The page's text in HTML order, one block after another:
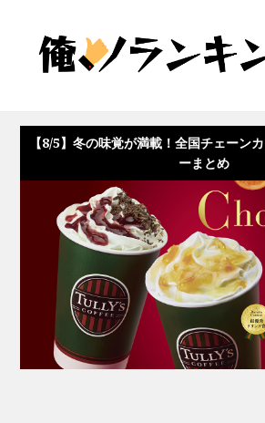
【8/5】冬の味覚が満載！全国チェーン
ーまとめ